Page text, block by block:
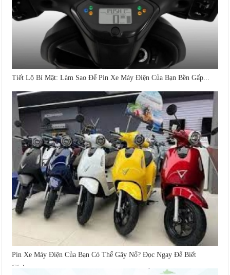
Tiết Lộ Bí Mật: Làm Sao Để Pin Xe Máy Điện Của Bạn Bền Gấp...
Pin Xe Máy Điện Của Bạn Có Thể Gây Nổ? Đọc Ngay Để Biết
Cách...